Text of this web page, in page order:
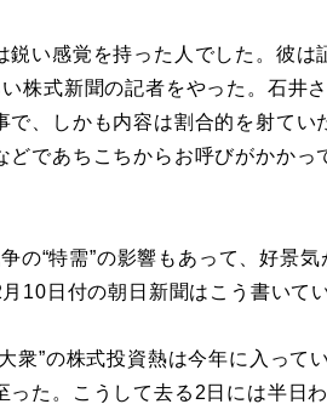
鋭い感覚を持った人でした。彼は
株式新聞の記者をやった。石井
、しかも内容は割合的を射てい
であちこちからお呼びがかかっ
“特需”の影響もあって、好景気
10日付の朝日新聞はこう書いてい
衆”の株式投資熱は今年に入って
った。こうして去る2日には半日